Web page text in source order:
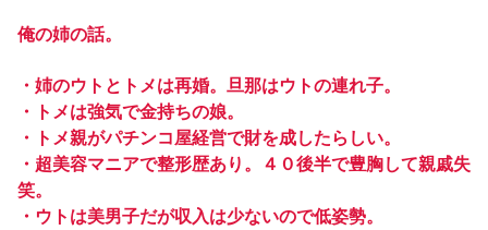
俺の姉の話。
・姉のウトとトメは再婚。旦那はウトの連れ子。
・トメは強気で金持ちの娘。
・トメ親がパチンコ屋経営で財を成したらしい。
・超美容マニアで整形歴あり。４０後半で豊胸して親戚失
笑。
・ウトは美男子だが収入は少ないので低姿勢。